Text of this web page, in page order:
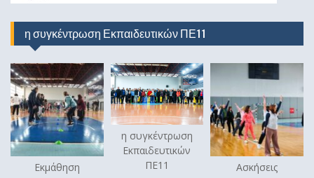
η συγκέντρωση Εκπαιδευτικών ΠΕ11
Εκμάθηση
η συγκέντρωση
Εκπαιδευτικών
ΠΕ11
Ασκήσεις